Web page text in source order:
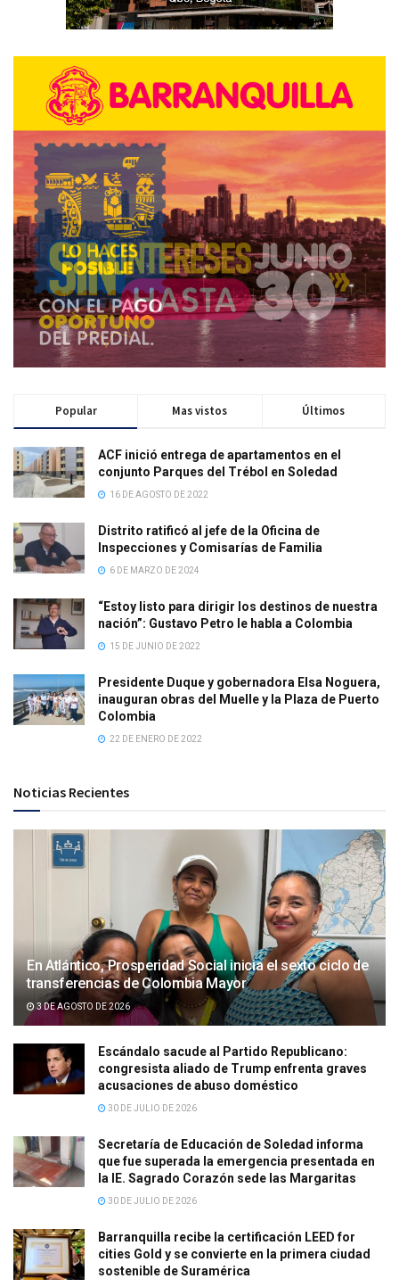
Popular Mas vistos Últimos
ACF inició entrega de apartamentos en el
conjunto Parques del Trébol en Soledad
16 DE AGOSTO DE 2022
Distrito ratificó al jefe de la Oficina de
Inspecciones y Comisarías de Familia
6 DE MARZO DE 2024
“Estoy listo para dirigir los destinos de nuestra
nación”: Gustavo Petro le habla a Colombia
15 DE JUNIO DE 2022
Presidente Duque y gobernadora Elsa Noguera,
inauguran obras del Muelle y la Plaza de Puerto
Colombia
22 DE ENERO DE 2022
Noticias Recientes
En Atlántico, Prosperidad Social inicia el sexto ciclo de
transferencias de Colombia Mayor
3 DE AGOSTO DE 2026
Escándalo sacude al Partido Republicano:
congresista aliado de Trump enfrenta graves
acusaciones de abuso doméstico
30 DE JULIO DE 2026
Secretaría de Educación de Soledad informa
que fue superada la emergencia presentada en
la IE. Sagrado Corazón sede las Margaritas
30 DE JULIO DE 2026
Barranquilla recibe la certificación LEED for
cities Gold y se convierte en la primera ciudad
sostenible de Suramérica